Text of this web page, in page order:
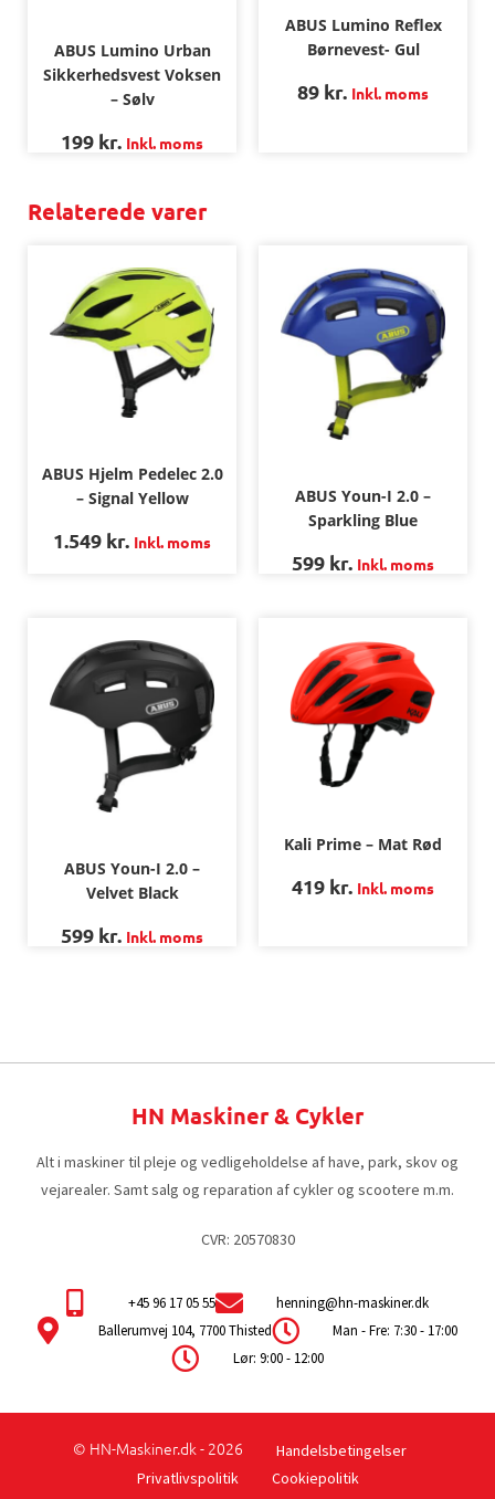
ABUS Lumino Urban
Sikkerhedsvest Voksen
– Sølv
199 kr. Inkl. moms
ABUS Lumino Reflex
Børnevest- Gul
89 kr. Inkl. moms
Relaterede varer
ABUS Hjelm Pedelec 2.0
– Signal Yellow
1.549 kr. Inkl. moms
ABUS Youn-I 2.0 –
Sparkling Blue
599 kr. Inkl. moms
ABUS Youn-I 2.0 –
Velvet Black
599 kr. Inkl. moms
Kali Prime – Mat Rød
419 kr. Inkl. moms
HN Maskiner & Cykler
Alt i maskiner til pleje og vedligeholdelse af have, park, skov og
vejarealer. Samt salg og reparation af cykler og scootere m.m.
CVR: 20570830
+45 96 17 05 55
henning@hn-maskiner.dk
Ballerumvej 104, 7700 Thisted
Man - Fre: 7:30 - 17:00
Lør: 9:00 - 12:00
© HN-Maskiner.dk - 2026
Handelsbetingelser
Privatlivspolitik
Cookiepolitik